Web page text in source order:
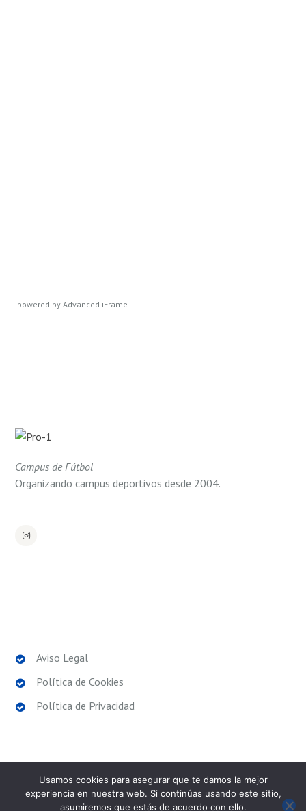
powered by Advanced iFrame
Campus de Fútbol
Organizando campus deportivos desde 2004.
Aviso Legal
Política de Cookies
Política de Privacidad
Usamos cookies para asegurar que te damos la mejor
experiencia en nuestra web. Si continúas usando este sitio,
asumiremos que estás de acuerdo con ello.